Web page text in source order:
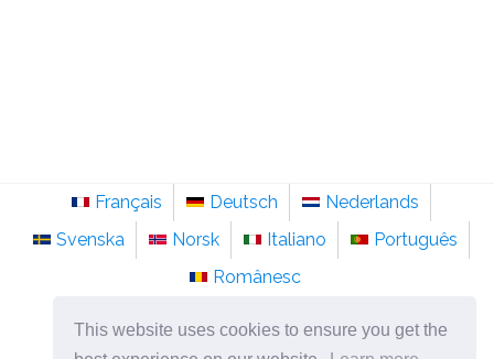
This website uses cookies to ensure you get the
Français Deutsch
Nederlands
Svenska
Norsk Italiano
Português
Românesc
©2026no.sainte-anastasie.org
Psykologi, filosofi og tenkning om livet.